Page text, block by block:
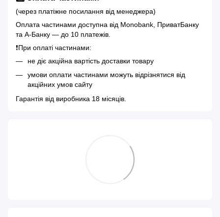
(через платіжне посилання від менеджера)
Оплата частинами доступна від Monobank, ПриватБанку
та А-Банку — до 10 платежів.
❗️При оплаті частинами:
не діє акційна вартість доставки товару
умови оплати частинами можуть відрізнятися від
акційних умов сайту
Гарантія від виробника 18 місяців.